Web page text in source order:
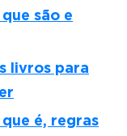
são e
livros para
é, regras